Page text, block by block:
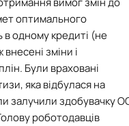
оптимального
в одному кредиті (не
зміни і
Були враховані
яка відбулася на
залучили здобувачку
роботодавців